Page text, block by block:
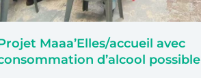
Maaa’Elles/accueil avec
d’alcool possible